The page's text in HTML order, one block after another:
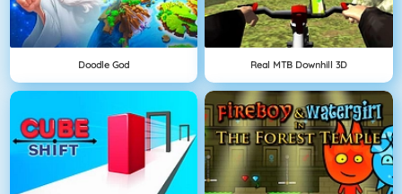
Doodle God Real MTB Downhill 3D